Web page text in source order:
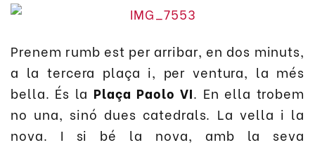
Prenem rumb est per arribar, en dos minuts,
a la tercera plaça i, per ventura, la més
bella. És la Plaça Paolo VI. En ella trobem
no una, sinó dues catedrals. La vella i la
nova. I si bé la nova, amb la seva